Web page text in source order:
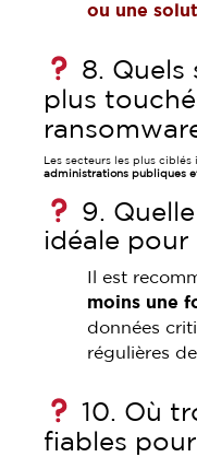
ou une
8. Quels
plus
Les secteurs les plus ciblés
administrations publiques
9.
idéale pour
Il est
moins une
données
régulières
10. Où
fiables